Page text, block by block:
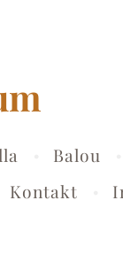
Balou
Kontakt